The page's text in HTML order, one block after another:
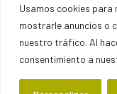
Usamos cookies para
mostrarle anuncios o
nuestro tráfico. Al
consentimiento a